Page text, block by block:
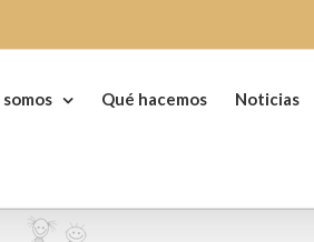
Qué hacemos Noticias